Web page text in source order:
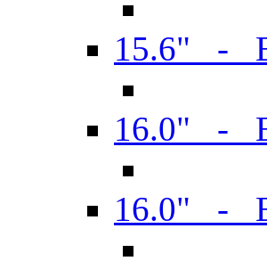
15.6" -
16.0" -
16.0" -